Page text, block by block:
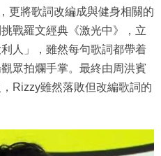
更將歌詞改編成與健身相關的
戰羅文經典《激光中》，立
人」，雖然每句歌詞都帶着
眾拍爛手掌。最終由周洪賓
Rizzy雖然落敗但改編歌詞的